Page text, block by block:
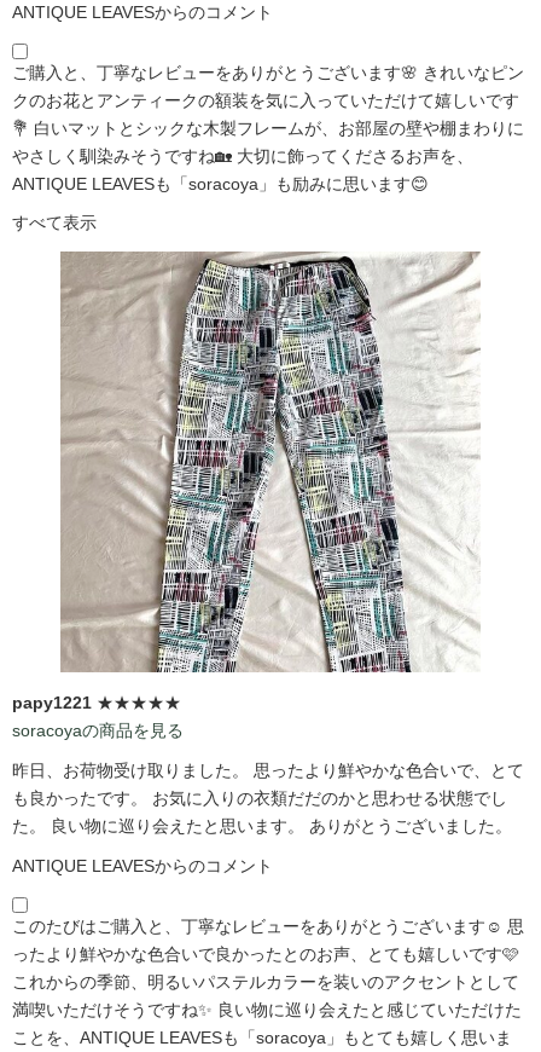
ANTIQUE LEAVESからのコメント
ご購入と、丁寧なレビューをありがとうございます🌸 きれいなピン
クのお花とアンティークの額装を気に入っていただけて嬉しいです
💐 白いマットとシックな木製フレームが、お部屋の壁や棚まわりに
やさしく馴染みそうですね🏡 大切に飾ってくださるお声を、
ANTIQUE LEAVESも「soracoya」も励みに思います😊
すべて表示
papy1221 ★★★★★
soracoyaの商品を見る
昨日、お荷物受け取りました。 思ったより鮮やかな色合いで、とて
も良かったです。 お気に入りの衣類だだのかと思わせる状態でし
た。 良い物に巡り会えたと思います。 ありがとうございました。
ANTIQUE LEAVESからのコメント
このたびはご購入と、丁寧なレビューをありがとうございます☺️ 思
ったより鮮やかな色合いで良かったとのお声、とても嬉しいです🩷
これからの季節、明るいパステルカラーを装いのアクセントとして
満喫いただけそうですね✨ 良い物に巡り会えたと感じていただけた
ことを、ANTIQUE LEAVESも「soracoya」もとても嬉しく思いま